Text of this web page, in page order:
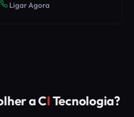
Ligar Agora
a CITecnologia?